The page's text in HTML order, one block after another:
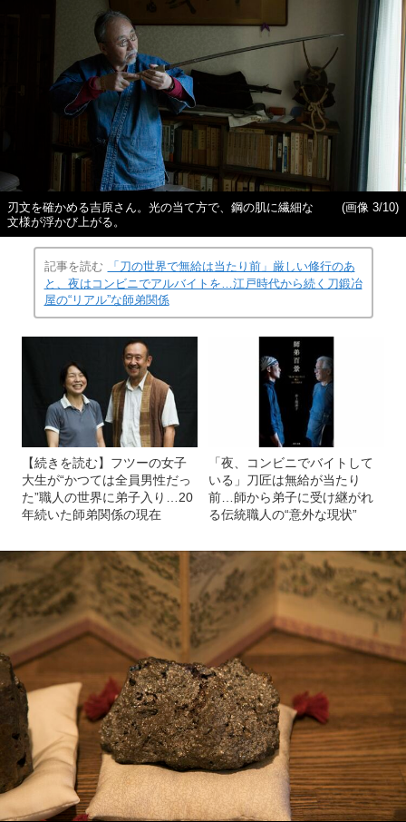
刃文を確かめる吉原さん。光の当て方で、鋼の肌に繊細な
文様が浮かび上がる。
(画像 3/10)
記事を読む
「刀の世界で無給は当たり前」厳しい修行のあ
と、夜はコンビニでアルバイトを…江戸時代から続く刀鍛冶
屋の“リアル”な師弟関係
【続きを読む】フツーの女子
大生が“かつては全員男性だっ
た”職人の世界に弟子入り…20
年続いた師弟関係の現在
「夜、コンビニでバイトして
いる」刀匠は無給が当たり
前…師から弟子に受け継がれ
る伝統職人の“意外な現状”